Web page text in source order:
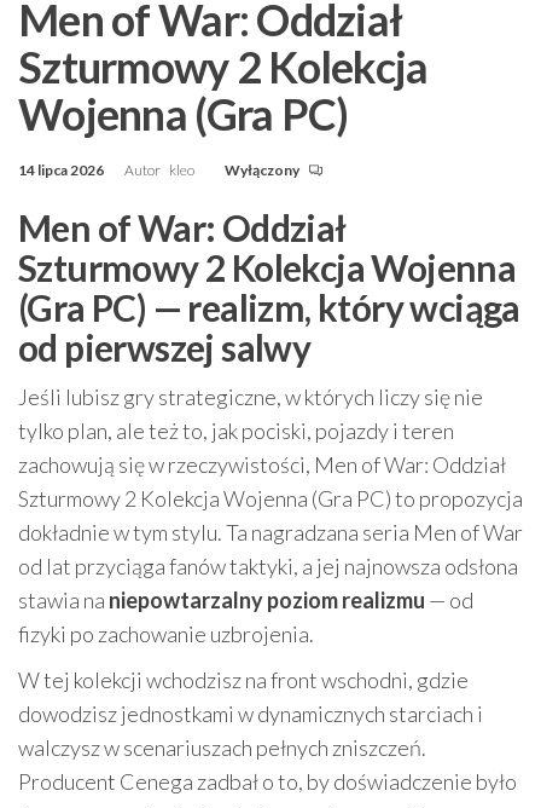
Men of War: Oddział
Szturmowy 2 Kolekcja
Wojenna (Gra PC)
14 lipca 2026 Autor kleo Wyłączony
Men of War: Oddział
Szturmowy 2 Kolekcja Wojenna
(Gra PC) — realizm, który wciąga
od pierwszej salwy
Jeśli lubisz gry strategiczne, w których liczy się nie
tylko plan, ale też to, jak pociski, pojazdy i teren
zachowują się w rzeczywistości, Men of War: Oddział
Szturmowy 2 Kolekcja Wojenna (Gra PC) to propozycja
dokładnie w tym stylu. Ta nagradzana seria Men of War
od lat przyciąga fanów taktyki, a jej najnowsza odsłona
stawia na niepowtarzalny poziom realizmu — od
fizyki po zachowanie uzbrojenia.
W tej kolekcji wchodzisz na front wschodni, gdzie
dowodzisz jednostkami w dynamicznych starciach i
walczysz w scenariuszach pełnych zniszczeń.
Producent Cenega zadbał o to, by doświadczenie było